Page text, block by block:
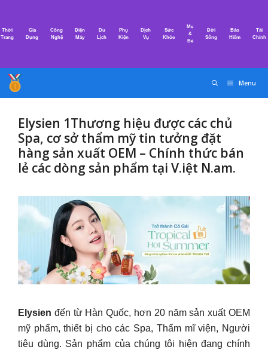
nội
Thời
Trang
Gia
Dụng
Công
Nghệ
Điện
Máy
Du
Lịch
Phụ
Kiện
Dịch
Vụ
Sức
Khỏe
Mẹ
&
Bé
Đời
Sống
Bảo
Hiểm
Tài
Chính
Menu
Elysien 1Thương hiệu được các chủ
Spa, cơ sở thẩm mỹ tin tưởng đặt
hàng sản xuất OEM – Chính thức bán
lẻ các dòng sản phẩm tại V.iệt N.am.
Elysien đến từ Hàn Quốc, hơn 20 năm sản xuất OEM
mỹ phẩm, thiết bị cho các Spa, Thẩm mĩ viện, Người
tiêu dùng. Sản phẩm của chúng tôi hiện đang chính